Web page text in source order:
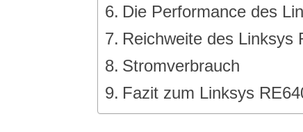
Die Performance des
Reichweite des Linksys
Stromverbrauch
Fazit zum Linksys